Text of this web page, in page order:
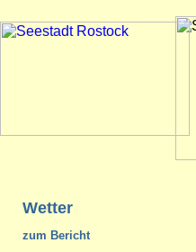
Wetter
zum Bericht